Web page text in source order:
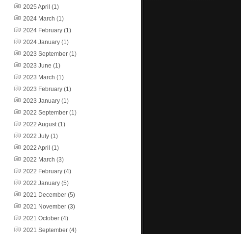
2025 April (1)
2024 March (1)
2024 February (1)
2024 January (1)
2023 September (1)
2023 June (1)
2023 March (1)
2023 February (1)
2023 January (1)
2022 September (1)
2022 August(1)
2022 July (1)
2022 April (1)
2022 March (3)
2022 February (4)
2022 January (5)
2021 December (5)
2021 November (3)
2021 October (4)
2021 September (4)